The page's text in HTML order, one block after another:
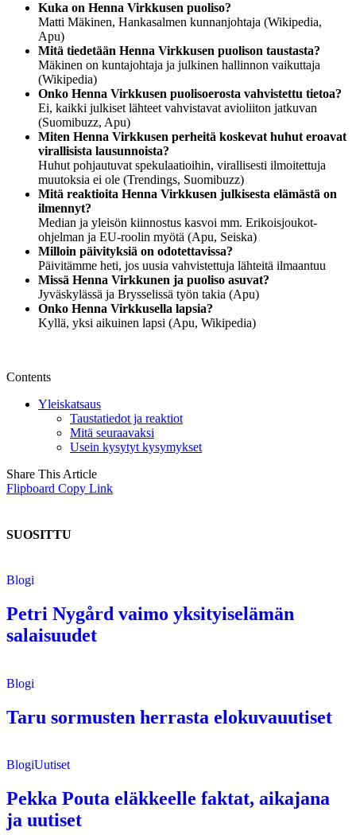
Kuka on Henna Virkkusen puoliso?
Matti Mäkinen, Hankasalmen kunnanjohtaja (Wikipedia,
Apu)
Mitä tiedetään Henna Virkkusen puolison taustasta?
Mäkinen on kuntajohtaja ja julkinen hallinnon vaikuttaja
(Wikipedia)
Onko Henna Virkkusen puolisoerosta vahvistettu tietoa?
Ei, kaikki julkiset lähteet vahvistavat avioliiton jatkuvan
(Suomibuzz, Apu)
Miten Henna Virkkusen perheitä koskevat huhut eroavat
virallisista lausunnoista?
Huhut pohjautuvat spekulaatioihin, virallisesti ilmoitettuja
muutoksia ei ole (Trendings, Suomibuzz)
Mitä reaktioita Henna Virkkusen julkisesta elämästä on
ilmennyt?
Median ja yleisön kiinnostus kasvoi mm. Erikoisjoukot-
ohjelman ja EU-roolin myötä (Apu, Seiska)
Milloin päivityksiä on odotettavissa?
Päivitämme heti, jos uusia vahvistettuja lähteitä ilmaantuu
Missä Henna Virkkunen ja puoliso asuvat?
Jyväskylässä ja Brysselissä työn takia (Apu)
Onko Henna Virkkusella lapsia?
Kyllä, yksi aikuinen lapsi (Apu, Wikipedia)
Contents
Yleiskatsaus
Taustatiedot ja reaktiot
Mitä seuraavaksi
Usein kysytyt kysymykset
Share This Article
Flipboard Copy Link
SUOSITTU
Blogi
Petri Nygård vaimo yksityiselämän
salaisuudet
Blogi
Taru sormusten herrasta elokuvauutiset
BlogiUutiset
Pekka Pouta eläkkeelle faktat, aikajana
ja uutiset